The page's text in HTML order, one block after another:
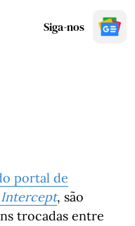
Siga-nos
portal de
, são
trocadas entre